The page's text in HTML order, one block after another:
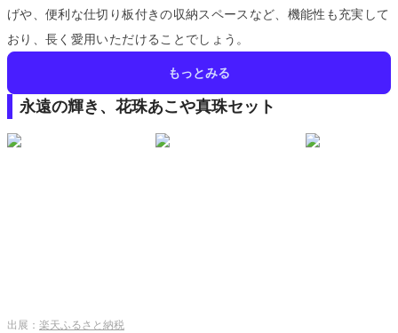
げや、便利な仕切り板付きの収納スペースなど、機能性も充実して
おり、長く愛用いただけることでしょう。
もっとみる
永遠の輝き、花珠あこや真珠セット
出展： 楽天ふるさと納税